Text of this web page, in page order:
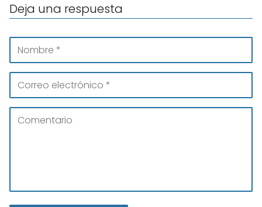
Deja una respuesta